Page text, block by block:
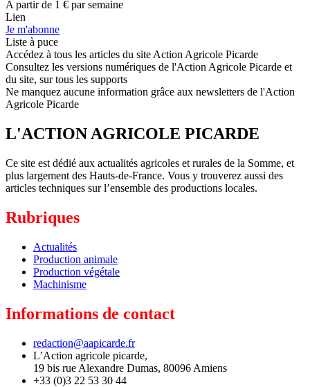
A partir de 1 € par semaine
Lien
Je m'abonne
Liste à puce
Accédez à tous les articles du site Action Agricole Picarde
Consultez les versions numériques de l'Action Agricole Picarde et
du site, sur tous les supports
Ne manquez aucune information grâce aux newsletters de l'Action
Agricole Picarde
L'ACTION AGRICOLE PICARDE
Ce site est dédié aux actualités agricoles et rurales de la Somme, et
plus largement des Hauts-de-France. Vous y trouverez aussi des
articles techniques sur l’ensemble des productions locales.
Rubriques
Actualités
Production animale
Production végétale
Machinisme
Informations de contact
redaction@aapicarde.fr
L’Action agricole picarde,
19 bis rue Alexandre Dumas, 80096 Amiens
+33 (0)3 22 53 30 44